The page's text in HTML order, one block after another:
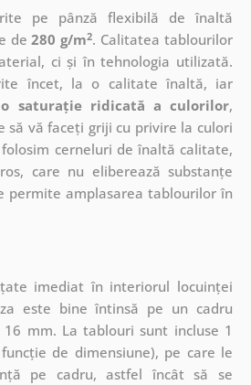
pe pânză flexibilă de înaltă
de280 g/m2. Calitatea tablourilor
ci și în tehnologia utilizată.
încet, la o calitate înaltă, iar
o saturație ridicată a culorilor,
să vă faceți griji cu privire la culori
cerneluri de înaltă calitate,
care nu eliberează substanțe
permite amplasarea tablourilor în
imediat în interiorul locuinței
este bine întinsă pe un cadru
mm. La tablouri sunt incluse 1
de dimensiune), pe care le
pe cadru, astfel încât să se